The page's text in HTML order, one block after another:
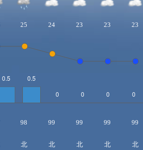
25 24 23 23 23
98 99 99 99 99
北 北 北 北 北